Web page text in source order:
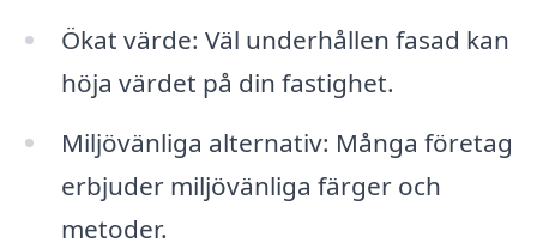
Ökat värde: Väl underhållen fasad kan
höja värdet på din fastighet.
Miljövänliga alternativ: Många företag
erbjuder miljövänliga färger och
metoder.